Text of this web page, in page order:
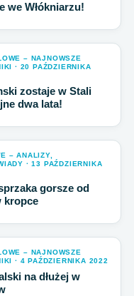
we Włókniarzu!
– NAJNOWSZE
· 20 PAŹDZIERNIKA
zostaje w Stali
dwa lata!
– ANALIZY,
· 13 PAŹDZIERNIKA
gorsze od
kropce
– NAJNOWSZE
· 4 PAŹDZIERNIKA 2022
na dłużej w